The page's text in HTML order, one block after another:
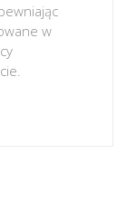
w